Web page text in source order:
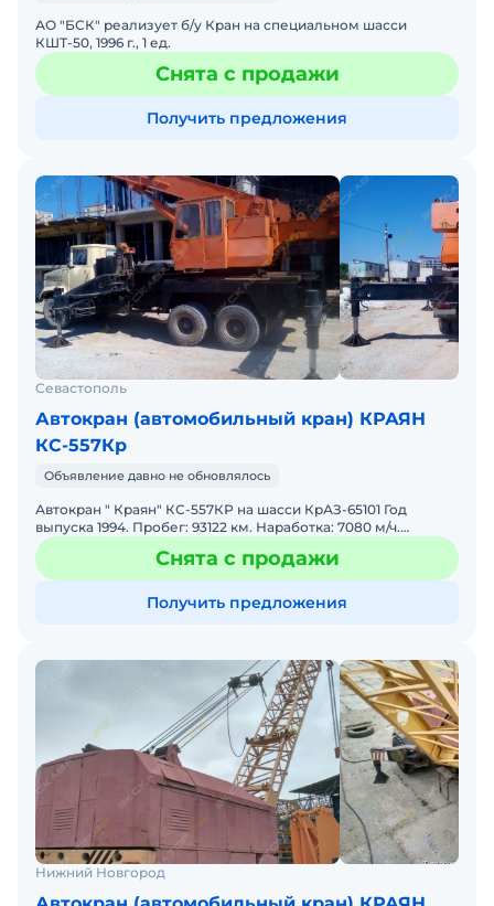
АО "БСК" реализует б/у Кран на специальном шасси
КШТ-50, 1996 г., 1 ед.
Снята с продажи
Получить предложения
Севастополь
Автокран (автомобильный кран) КРАЯН
КС-557Кр
Объявление давно не обновлялось
Автокран " Краян" КС-557КР на шасси КрАЗ-65101 Год
выпуска 1994. Пробег: 93122 км. Наработка: 7080 м/ч.
Снята с продажи
Получить предложения
Нижний Новгород